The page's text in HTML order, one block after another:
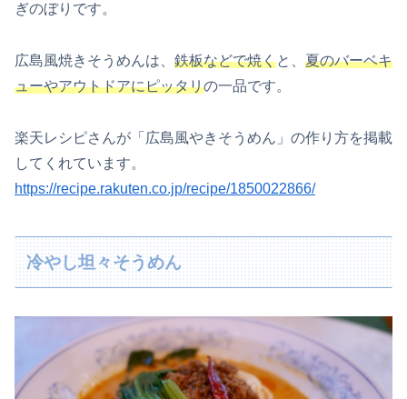
ぎのぼりです。
広島風焼きそうめんは、 鉄板などで焼くと、 夏のバーベキ
ューやアウトドアにピッタリの一品です。
楽天レシピさんが「広島風やきそうめん」の作り方を掲載
してくれています。
https://recipe.rakuten.co.jp/recipe/1850022866/
冷やし坦々そうめん